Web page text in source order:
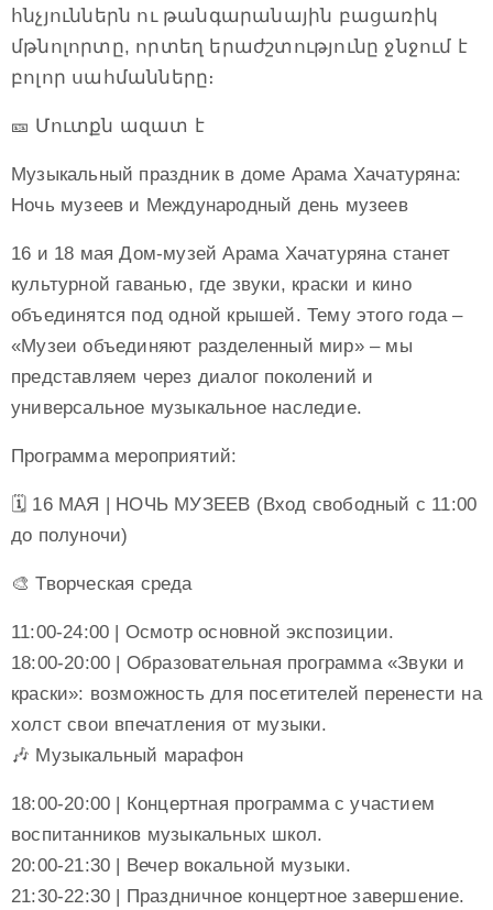
հնչյուններն ու թանգարանային բացառիկ
մթնոլորտը, որտեղ երաժշտությունը ջնջում է
բոլոր սահմանները։
🎫 Մուտքն ազատ է
Музыкальный праздник в доме Арама Хачатуряна:
Ночь музеев и Международный день музеев
16 и 18 мая Дом-музей Арама Хачатуряна станет
культурной гаванью, где звуки, краски и кино
объединятся под одной крышей. Тему этого года –
«Музеи объединяют разделенный мир» – мы
представляем через диалог поколений и
универсальное музыкальное наследие.
Программа мероприятий:
🗓 16 МАЯ | НОЧЬ МУЗЕЕВ (Вход свободный с 11:00
до полуночи)
🎨 Творческая среда
11:00-24:00 | Осмотр основной экспозиции.
18:00-20:00 | Образовательная программа «Звуки и
краски»: возможность для посетителей перенести на
холст свои впечатления от музыки.
🎶 Музыкальный марафон
18:00-20:00 | Концертная программа с участием
воспитанников музыкальных школ.
20:00-21:30 | Вечер вокальной музыки.
21:30-22:30 | Праздничное концертное завершение.